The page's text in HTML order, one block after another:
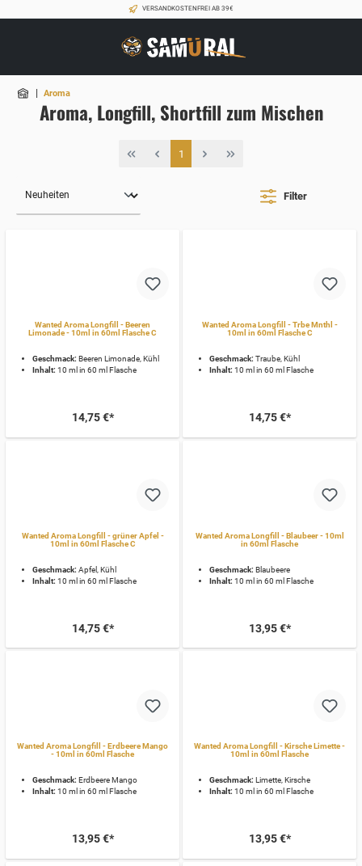
VERSANDKOSTENFREI AB 39€
| Aroma
Aroma, Longfill, Shortfill zum Mischen
Filter
1
Wanted Aroma Longfill - Beeren
Limonade - 10ml in 60ml Flasche C
Geschmack: Beeren Limonade, Kühl
Inhalt: 10 ml in 60 ml Flasche
14,75 €*
Wanted Aroma Longfill - Trbe Mnthl -
10ml in 60ml Flasche C
Geschmack: Traube, Kühl
Inhalt: 10 ml in 60 ml Flasche
14,75 €*
Wanted Aroma Longfill - grüner Apfel -
10ml in 60ml Flasche C
Geschmack: Apfel, Kühl
Inhalt: 10 ml in 60 ml Flasche
14,75 €*
Wanted Aroma Longfill - Blaubeer - 10ml
in 60ml Flasche
Geschmack: Blaubeere
Inhalt: 10 ml in 60 ml Flasche
13,95 €*
Wanted Aroma Longfill - Erdbeere Mango
- 10ml in 60ml Flasche
Geschmack: Erdbeere Mango
Inhalt: 10 ml in 60 ml Flasche
13,95 €*
Wanted Aroma Longfill - Kirsche Limette -
10ml in 60ml Flasche
Geschmack: Limette, Kirsche
Inhalt: 10 ml in 60 ml Flasche
13,95 €*